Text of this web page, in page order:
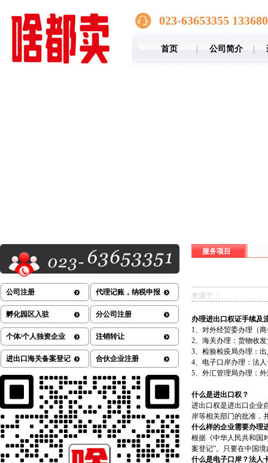
023-63653355
首页 公司简介
公司注册 代理记账，纳税申报
孵化园区入驻 分公司注册
个体/个人独资企业 注销转让
进出口海关备案登记 合伙企业注册
服务项目
来源于：
办理进出口权证手续及
1、对外经贸委办理（
2、海关办理：货物收
3、检验检疫局办理：
4、电子口岸办理：法
5、外汇管理局办理：
什么是进出口权？
进出口权是进出口企业
岸等相关部门的批准，
什么样的企业需要办理
根据《中华人民共和国
案登记”。只要在中国
什么是电子口岸？法人